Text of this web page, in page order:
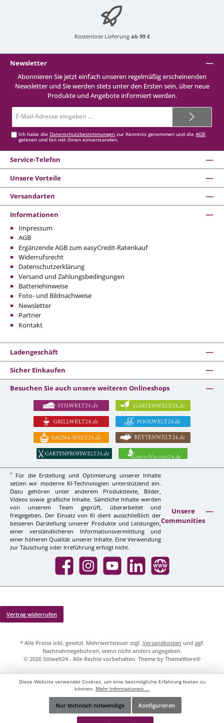
Kostenlose Lieferung ab 99 €
Newsletter
Abonnieren Sie jetzt einfach unseren regelmäßig erscheinenden
Newsletter und Sie werden stets unter den Ersten sein, über neue
Produkte und Angebote informiert werden.
Mail-
Ich habe die Datenschutzbestimmungen zur Kenntnis genommen und dieAGB
gelesen und bin mit ihnen einverstanden.
Service-Telefon
Unsere Vorteile
Versandarten
Informationen
Impressum
AGB
Ergänzende AGB zum easyCredit-Ratenkauf
Widerrufsrecht
Datenschutzerklärung
Versand und Zahlungsbedingungen
Batteriehinweise
Foto- und Bildnachweise
Newsletter
Partner
Kontakt
Ladengeschäft
Sicher Einkaufen
Besuchen Sie auch unsere weiteren Onlineshops
*
Für die Erstellung und Optimierung unserer Inhalte
setzen wir moderne KI-Technologien unterstützend ein.
Dazu gehören unter anderem Produkttexte, Bilder,
Videos sowie grafische Inhalte. Sämtliche Inhalte werden
von unserem Team geprüft, überarbeitet und
freigegeben. Der Einsatz von KI dient ausschließlich der
besseren Darstellung unserer Produkte und Leistungen,
einer verständlicheren Informationsvermittlung und
einer höheren Qualität unserer Inhalte. Eine Verwendung
zur Täuschung oder Irreführung erfolgt nicht.
Unsere
Communities
Facebook InstagramYouTube LinkedIn Website
Vertrag widerrufen
* Alle Preise inkl. gesetzl. Mehrwertsteuer zzgl. Versandkosten und ggf.
Nachnahmegebühren, wenn nicht anders angegeben.
© 2026 Stilwelt24 - Alle Rechte vorbehalten. Theme by ThemeWare®
Werkzeugleiste anzeigen
Diese Website verwendet Cookies, um eine bestmögliche Erfahrung bieten zu
können. Mehr Informationen ...
Nur technisch notwendige Konfigurieren